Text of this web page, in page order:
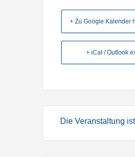
+ Zu Google Kalender
+ iCal / Outlook
Die Veranstaltung